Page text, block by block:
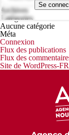
Se
Archives
Catégories
Aucune catégorie
Méta
Connexion
Flux des publications
Flux des
Site de WordPress-FR